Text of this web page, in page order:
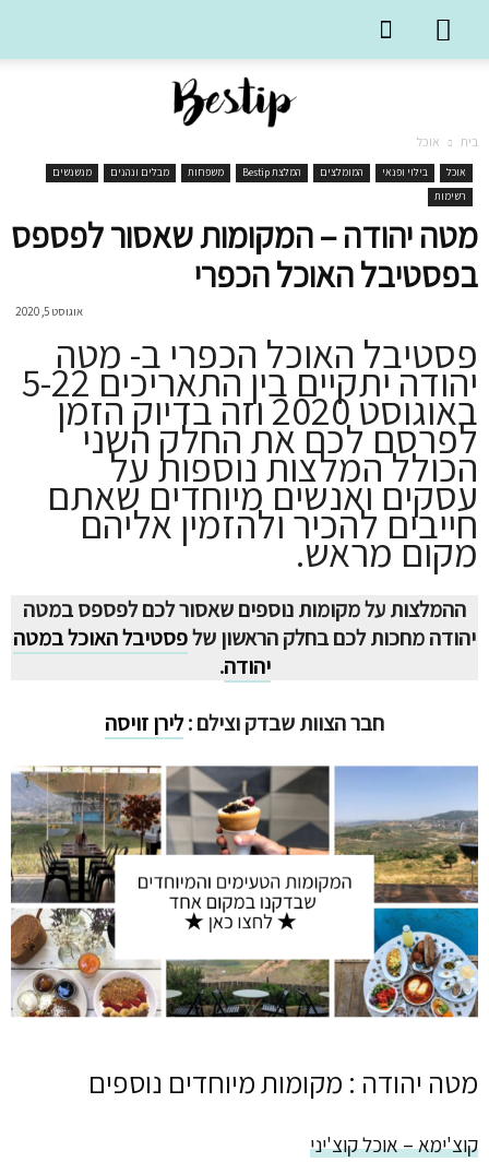
בית אוכל
אוכל בילוי ופנאי המומלצים המלצת Bestip משפחות מבלים ונהנים
מנשנשים
רשימות
מטה יהודה – המקומות שאסור לפספס
בפסטיבל האוכל הכפרי
אוגוסט 5, 2020
פסטיבל האוכל הכפרי ב- מטה
יהודה יתקיים בין התאריכים 5-22
באוגוסט 2020 וזה בדיוק הזמן
לפרסם לכם את החלק השני
הכולל המלצות נוספות על
עסקים ואנשים מיוחדים שאתם
חייבים להכיר ולהזמין אליהם
מקום מראש.
ההמלצות על מקומות נוספים שאסור לכם לפספס במטה
יהודה מחכות לכם בחלק הראשון שלפסטיבל האוכל במטה
יהודה.
חבר הצוות שבדק וצילם :לירן זויסה
מטה יהודה : מקומות מיוחדים נוספים
קוצ'ימא – אוכל קוצ'יני